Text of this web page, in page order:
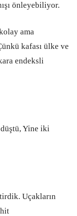
önleyebiliyor.
ama
kafası ülke ve
endeksli
düştü, Yine iki
Uçakların